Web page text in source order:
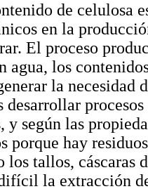
de celulosa
en la
El proceso
agua, los
la necesidad
desarrollar
y según las
porque hay
tallos, cáscaras
la extracción